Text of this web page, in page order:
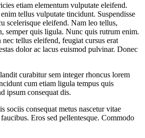
etiam elementum vulputate eleifend.
tellus vulputate tincidunt. Suspendisse
scelerisque eleifend. Nam leo tellus,
semper quis ligula. Nunc quis rutrum enim.
nec tellus eleifend, feugiat cursus erat
dolor ac lacus euismod pulvinar. Donec
curabitur sem integer rhoncus lorem
cum etiam ligula tempus quis
ipsum consequat dis.
sociis consequat metus nascetur vitae
Eros sed pellentesque. Commodo